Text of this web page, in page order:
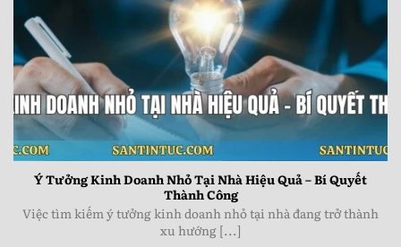
Ý Tưởng Kinh Doanh Nhỏ Tại Nhà Hiệu Quả - Bí Quyết
Thành Công
Ý Tưởng Kinh Doanh Nhỏ Tại Nhà Hiệu Quả – Bí Quyết
Thành Công
Việc tìm kiếm ý tưởng kinh doanh nhỏ tại nhà đang trở thành
xu hướng [...]